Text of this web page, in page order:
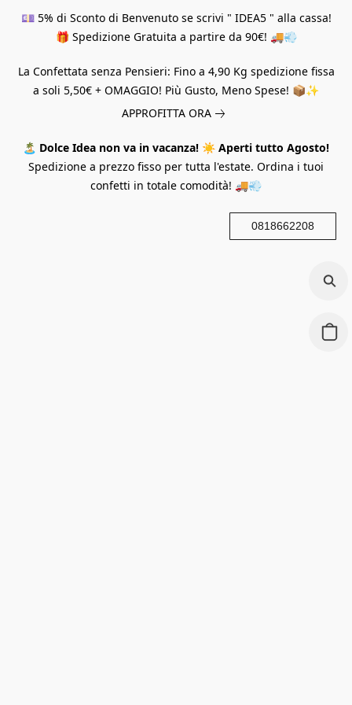
💷 5% di Sconto di Benvenuto se scrivi " IDEA5 " alla cassa!
🎁 Spedizione Gratuita a partire da 90€! 🚚💨
La Confettata senza Pensieri: Fino a 4,90 Kg spedizione fissa
a soli 5,50€ + OMAGGIO! Più Gusto, Meno Spese! 📦✨
APPROFITTA ORA
🏝️ Dolce Idea non va in vacanza! ☀️ Aperti tutto Agosto!
Spedizione a prezzo fisso per tutta l'estate. Ordina i tuoi
confetti in totale comodità! 🚚💨
0818662208